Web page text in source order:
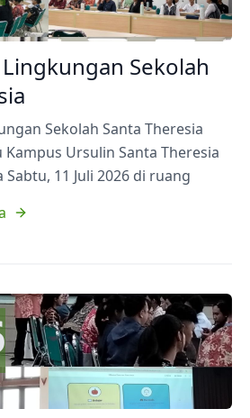
Sekolah
Sekolah Santa Theresia
Ursulin Santa Theresia
11 Juli 2026 di ruang